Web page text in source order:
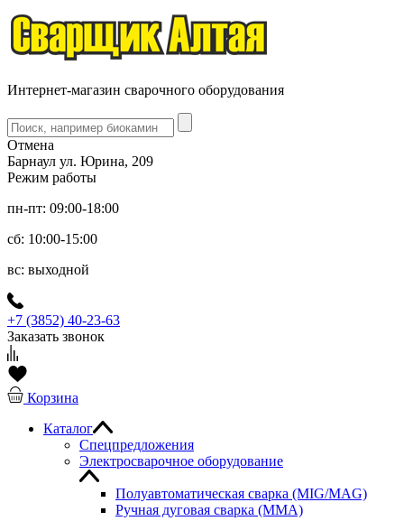
Интернет-магазин сварочного оборудования
Отмена
Барнаул ул. Юрина, 209
Режим работы
пн-пт: 09:00-18:00
сб: 10:00-15:00
вс: выходной
+7 (3852) 40-23-63
Заказать звонок
Корзина
Каталог
Спецпредложения
Электросварочное оборудование
Полуавтоматическая сварка (MIG/MAG)
Ручная дуговая сварка (MMA)